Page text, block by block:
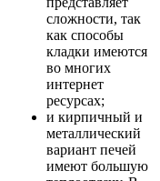
сложности, так
как способы
кладки имеются
во многих
интернет
ресурсах;
и кирпичный и
металлический
вариант печей
имеют большую